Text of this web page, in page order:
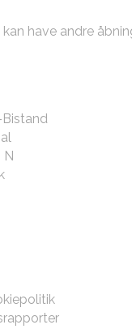
have andre
Bistand
N